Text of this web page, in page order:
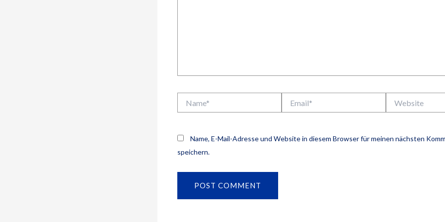
Name, E-Mail-Adresse und Website in diesem Browser für meinen nächsten
speichern.